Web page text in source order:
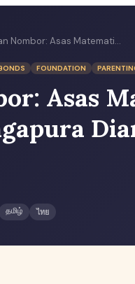
Ikatan Nombor: Asas Matematik P1 yang Ibu Bapa Singapura Diam-diam Terlepas Pandang
FOUNDATION
Asas
தமிழ் ไทย